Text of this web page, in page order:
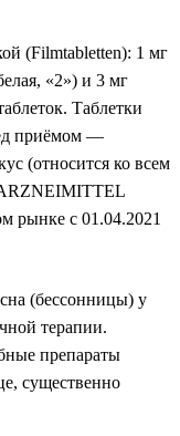
(Filmtabletten): 1 мг
«2») и 3 мг
Таблетки
приёмом —
(относится ко всем
рынке с 01.04.2021
(бессонницы) у
терапии.
препараты
существенно